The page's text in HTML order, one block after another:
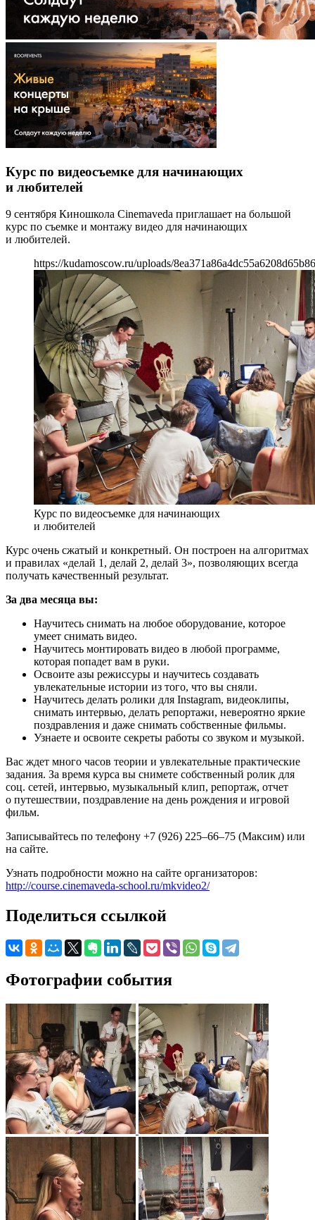
Курс по видеосъемке для начинающих
и любителей
9 сентября Киношкола Cinemaveda приглашает на большой
курс по съемке и монтажу видео для начинающих
и любителей.
https://kudamoscow.ru/uploads/
Курс по видеосъемке для начинающих
и любителей
Курс очень сжатый и конкретный. Он построен на алгоритмах
и правилах «делай 1, делай 2, делай 3», позволяющих всегда
получать качественный результат.
За два месяца вы:
Научитесь снимать на любое оборудование, которое
умеет снимать видео.
Научитесь монтировать видео в любой программе,
которая попадет вам в руки.
Освоите азы режиссуры и научитесь создавать
увлекательные истории из того, что вы сняли.
Научитесь делать ролики для Instagram, видеоклипы,
снимать интервью, делать репортажи, невероятно яркие
поздравления и даже снимать собственные фильмы.
Узнаете и освоите секреты работы со звуком и музыкой.
Вас ждет много часов теории и увлекательные практические
задания. За время курса вы снимете собственный ролик для
соц. сетей, интервью, музыкальный клип, репортаж, отчет
о путешествии, поздравление на день рождения и игровой
фильм.
Записывайтесь по телефону +7 (926) 225–66–75 (Максим) или
на сайте.
Узнать подробности можно на сайте организаторов:
http://course.cinemaveda-school.ru/mkvideo2/
Поделиться ссылкой
Фотографии события